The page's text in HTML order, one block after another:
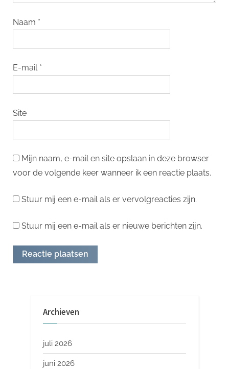
Naam *
E-mail *
Site
Mijn naam, e-mail en site opslaan in deze browser
voor de volgende keer wanneer ik een reactie plaats.
Stuur mij een e-mail als er vervolgreacties zijn.
Stuur mij een e-mail als er nieuwe berichten zijn.
Archieven
juli 2026
juni 2026